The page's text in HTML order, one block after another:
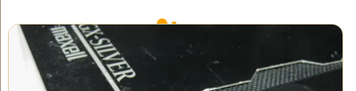
Evident kristallartiges weißes Pulver, das auf den ersten Blick wie
Schimmel aussieht, ist tatsächlich eine chemische Reaktion, die
auftritt, während das VHS-Band langsam zerfällt.